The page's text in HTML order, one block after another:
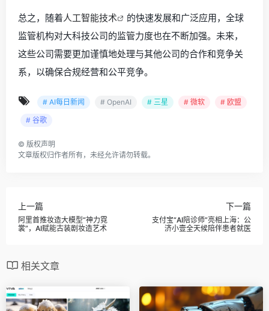
总之，随着人工智能技术
的快速发展和广泛应用，全球
监管机构对大科技公司的监管力度也在不断加强。未来，
这些公司需要更加谨慎地处理与其他公司的合作和竞争关
系，以确保合规经营和公平竞争。
# AI每日新闻 # OpenAI # 三星 # 微软
# 欧盟
# 谷歌
© 版权声明
文章版权归作者所有，未经允许请勿转载。
上一篇
阿里首推妆造大模型“神力霓
裳”，AI赋能古装剧妆造艺术
下一篇
支付宝“AI陪诊师”亮相上海：公
济小壹全天候陪伴患者就医
相关文章